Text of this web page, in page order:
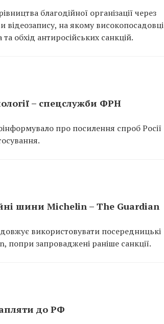
благодійної організації через
на якому високопосадовці
обхід антиросійських санкцій.
– спецслужби ФРН
про посилення спроб Росії
шини Michelin – The Guardian
використовувати посередницькі
попри запроваджені раніше санкції.
до РФ